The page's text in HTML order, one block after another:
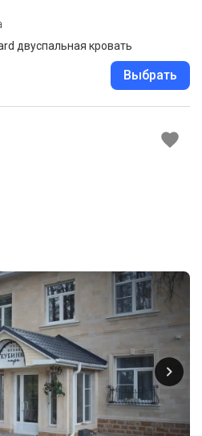
двуспальная кровать
Выбрать